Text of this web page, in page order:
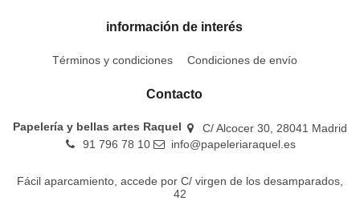
información de interés
Términos y condiciones Condiciones de envío
Contacto
Papelería y bellas artes Raquel
C/ Alcocer 30, 28041 Madrid
91 796 78 10
info@papeleriaraquel.es
Fácil aparcamiento, accede por C/ virgen de los desamparados,
42